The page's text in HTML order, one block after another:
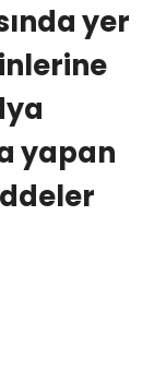
yer
yapan